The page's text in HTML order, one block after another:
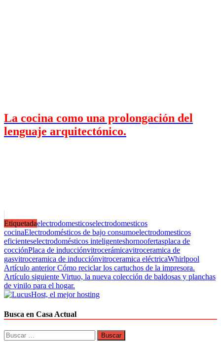
La cocina como una prolongación del
lenguaje arquitectónico.
Etiquetadaelectrodomesticoselectrodomesticos
cocinaElectrodomésticos de bajo consumoelectrodomesticos
eficienteselectrodomésticos inteligenteshornoofertasplaca de
cocciónPlaca de inducciónvitrocerámicavitroceramica de
gasvitroceramica de inducciónvitroceramica eléctricaWhirlpool
Navegación
de
entradas
Artículo anterior Cómo reciclar los cartuchos de la impresora.
Artículo siguiente Virtuo, la nueva colección de baldosas y planchas
de vinilo para el hogar.
Busca en Casa Actual
Buscar: